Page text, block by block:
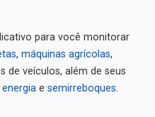
para você monitorar
, máquinas agrícolas,
de veículos, além de seus
e semirreboques.